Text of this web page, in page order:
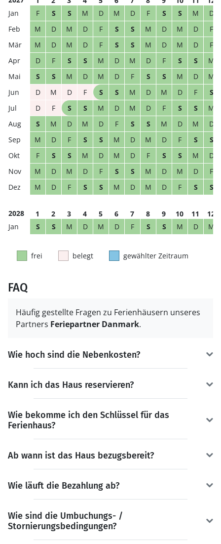
F
S S M D M D F S S M
D
M
D M D F S S M D M D
F
M
D M D F S S M D M D
F
D
F S S M D M D F S S
M
S
S M D M D F S S M D
M
D
M D F S S M D M D F
S
D
F S S M D M D F S S
M
S
M D M D F S S M D M
D
M
D F S S M D M D F S
S
F
S S M D M D F S S M
D
M
D M D F S S M D M D
F
M
D F S S M D M D F S S
2028 1 2 3 4 5 6 7 8 9 10 11
12
S
S M D M D F S S M D M
frei belegt gewählter Zeitraum
FAQ
Häufig gestellte Fragen zu Ferienhäusern unseres
Partners Feriepartner Danmark.
Wie hoch sind die Nebenkosten?
Kann ich das Haus reservieren?
Wie bekomme ich den Schlüssel für das
Ferienhaus?
Ab wann ist das Haus bezugsbereit?
Wie läuft die Bezahlung ab?
Wie sind die Umbuchungs- /
Stornierungsbedingungen?